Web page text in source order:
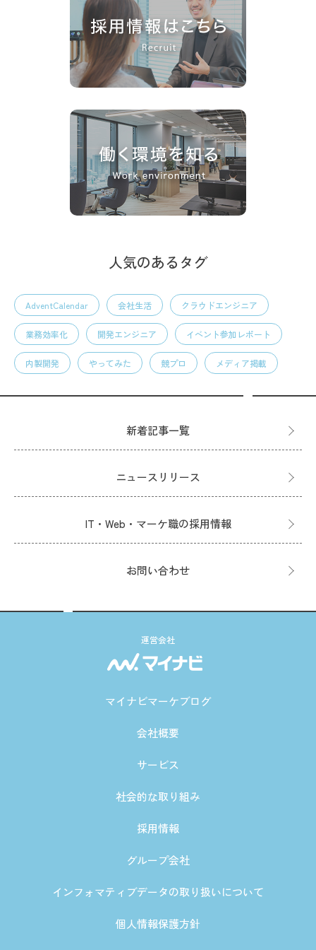
人気のあるタグ
AdventCalendar 会社生活 クラウドエンジニア
業務効率化 開発エンジニア イベント参加レポート
内製開発 やってみた 競プロ メディア掲載
新着記事一覧
ニュースリリース
IT・Web・マーケ職の採用情報
お問い合わせ
運営会社
マイナビマーケブログ
会社概要
サービス
社会的な取り組み
採用情報
グループ会社
インフォマティブデータの取り扱いについて
個人情報保護方針